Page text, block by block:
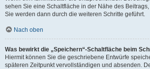
sehen Sie eine Schaltfläche in der Nähe des
Sie werden dann durch die weiteren Schritte geführt.
Nach oben
Was bewirkt die „Speichern“-Schaltfläche beim
Hiermit können Sie die geschriebene Entwürfe
späteren Zeitpunkt vervollständigen und absenden.